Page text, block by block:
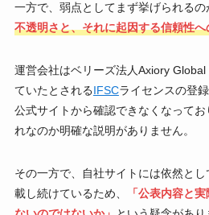
一方で、弱点としてまず挙げられるの
不透明さと、それに起因する信頼性
運営会社はベリーズ法人Axiory
ていたとされるIFSCライセンスの登
公式サイトから確認できなくなって
れなのか明確な説明がありません。
その一方で、自社サイトには依然と
載し続けているため、
「公表内容と